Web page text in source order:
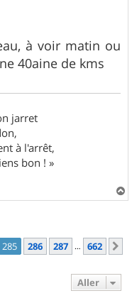
à voir matin ou
40aine de kms
jarret
à l'arrêt,
bon ! »
a
285 286 287 … 662
Aller